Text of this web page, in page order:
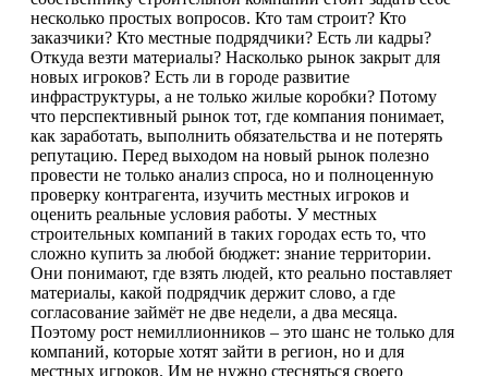
несколько простых вопросов. Кто там строит? Кто
заказчики? Кто местные подрядчики? Есть ли кадры?
Откуда везти материалы? Насколько рынок закрыт для
новых игроков? Есть ли в городе развитие
инфраструктуры, а не только жилые коробки? Потому
что перспективный рынок тот, где компания понимает,
как заработать, выполнить обязательства и не потерять
репутацию. Перед выходом на новый рынок полезно
провести не только анализ спроса, но и полноценную
проверку контрагента, изучить местных игроков и
оценить реальные условия работы. У местных
строительных компаний в таких городах есть то, что
сложно купить за любой бюджет: знание территории.
Они понимают, где взять людей, кто реально поставляет
материалы, какой подрядчик держит слово, а где
согласование займёт не две недели, а два месяца.
Поэтому рост немиллионников – это шанс не только для
компаний, которые хотят зайти в регион, но и для
местных игроков. Им не нужно стесняться своего